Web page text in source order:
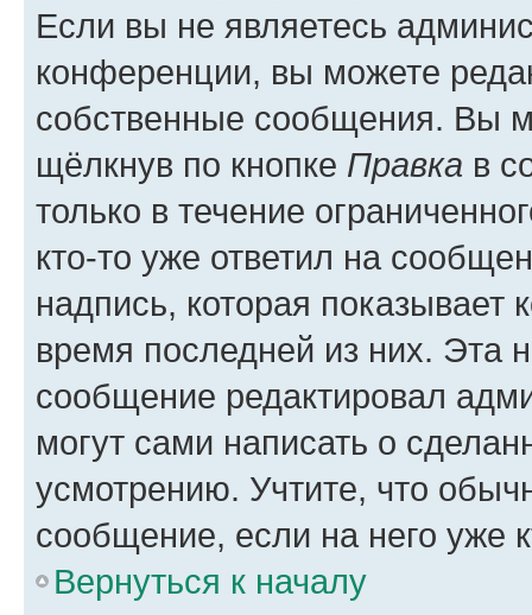
Если вы не являетесь
конференции, вы можете
собственные сообщения. Вы
щёлкнув по кнопке Правка в
только в течение
кто-то уже ответил на
надпись, которая показывает
время последней из них. Эта
сообщение редактировал
могут сами написать о
усмотрению. Учтите, что
сообщение, если на него уже
Вернуться к началу